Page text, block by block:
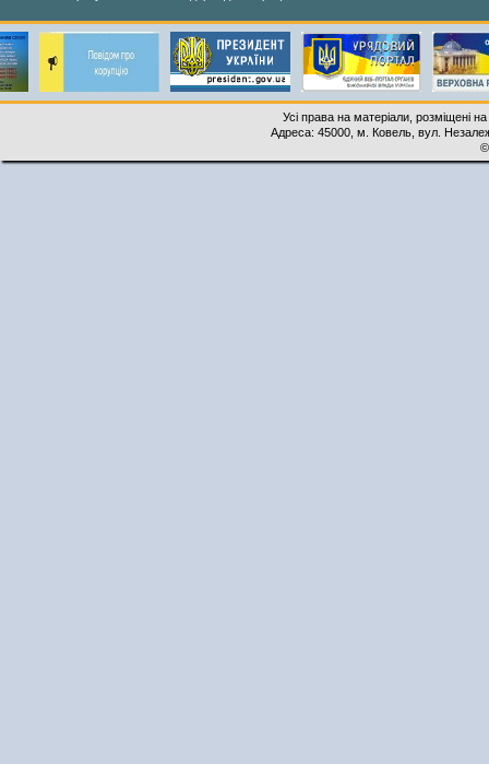
Усі права на матеріали, розміщені
Адреса: 45000, м. Ковель, вул.